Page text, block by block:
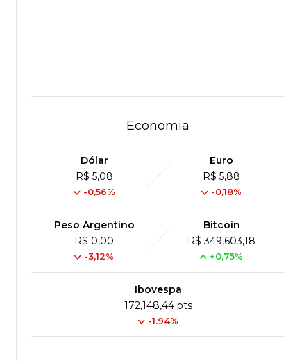
Economia
Dólar
R$ 5,08
-0,56%
Euro
R$ 5,88
-0,18%
Peso Argentino
R$ 0,00
-3,12%
Bitcoin
R$ 349,603,18
+0,75%
Ibovespa
172,148,44 pts
-1.94%